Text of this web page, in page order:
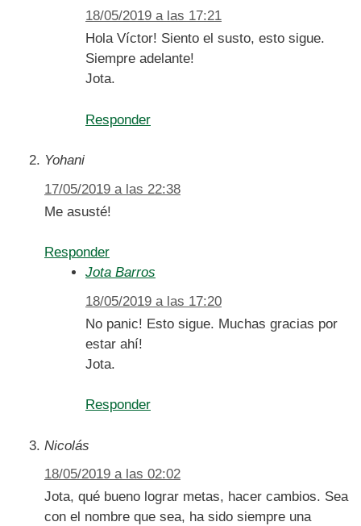
18/05/2019 a las 17:21
Hola Víctor! Siento el susto, esto sigue.
Siempre adelante!
Jota.
Responder
Yohani
17/05/2019 a las 22:38
Me asusté!
Responder
Jota Barros
18/05/2019 a las 17:20
No panic! Esto sigue. Muchas gracias por
estar ahí!
Jota.
Responder
Nicolás
18/05/2019 a las 02:02
Jota, qué bueno lograr metas, hacer cambios. Sea
con el nombre que sea, ha sido siempre una